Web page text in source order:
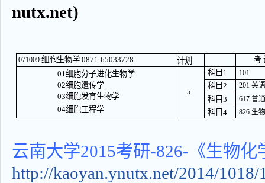
nutx.net)
071009 细胞生物学 0871-65033728 计划
考
01细胞分子进化生物学
5
科目1 101
02细胞遗传学 科目2 201 英
03细胞发育生物学 科目3 617 普
04细胞工程学 科目4 826 生
云南大学2015考研-826-《生物化
http://kaoyan.ynutx.net/2014/